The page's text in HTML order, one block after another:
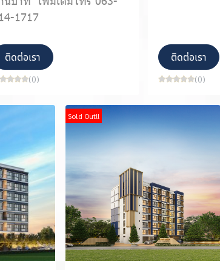
1717
ติดต่อเรา
(0)
ติดต่อเรา
(0)
Sold Out!!